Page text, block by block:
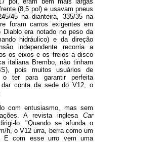
(8,5 pol) e usavam pneus
45 na dianteira, 335/35 na
foram carros exigentes em
era notado no peso da
hidráulico) e da direção
independente recorria a
os eixos e os freios a disco
italiana Brembo, não tinham
pois muitos usuários de
o ter para garantir perfeita
conta da sede do V12, o
com entusiasmo, mas sem
A revista inglesa Car
lo: "Quando se afunda o
h, o V12 urra, berra como um
E com esse urro vem uma